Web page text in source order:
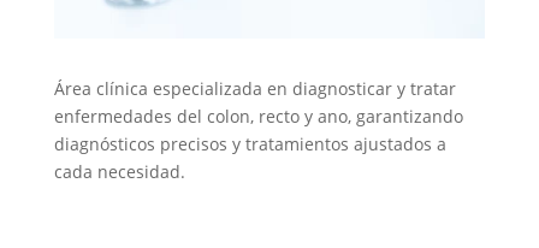
Área clínica especializada en diagnosticar y tratar
enfermedades del colon, recto y ano, garantizando
diagnósticos precisos y tratamientos ajustados a
cada necesidad.